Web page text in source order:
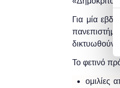
Για μία
δικτυωθούν
Το φετινό
ομιλίες